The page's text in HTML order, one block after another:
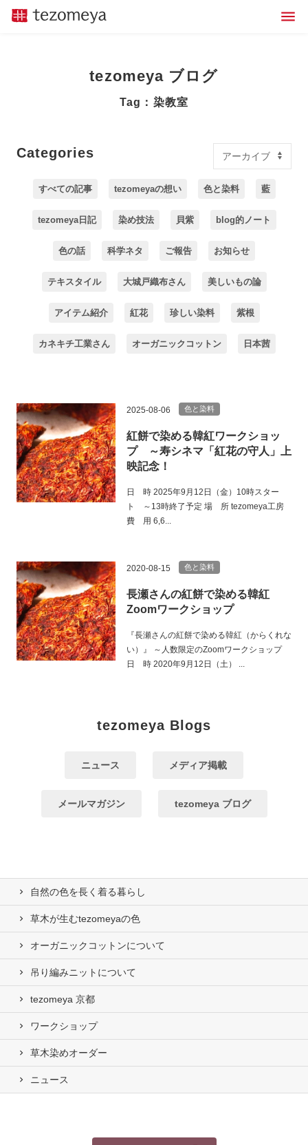
tezomeya ブログ
Tag：染教室
Categories
すべての記事 tezomeyaの想い 色と染料 藍
tezomeya日記 染め技法 貝紫 blog的ノート
色の話 科学ネタ ご報告 お知らせ
テキスタイル 大城戸織布さん 美しいもの論
アイテム紹介 紅花 珍しい染料 紫根
カネキチ工業さん オーガニックコットン 日本茜
2025-08-06 色と染料
紅餅で染める韓紅ワークショッ
プ ～寿シネマ「紅花の守人」上
映記念！
日 時 2025年9月12日（金）10時スター
ト ～13時終了予定 場 所 tezomeya工房
費 用 6,6...
2020-08-15 色と染料
長瀬さんの紅餅で染める韓紅
Zoomワークショップ
『長瀬さんの紅餅で染める韓紅（からくれな
い）』 ～人数限定のZoomワークショップ
日 時 2020年9月12日（土） ...
tezomeya Blogs
ニュース メディア掲載
メールマガジン tezomeya ブログ
自然の⾊を⻑く着る暮らし
草木が生むtezomeyaの⾊
オーガニックコットンについて
吊り編みニットについて
tezomeya 京都
ワークショップ
草木染めオーダー
ニュース